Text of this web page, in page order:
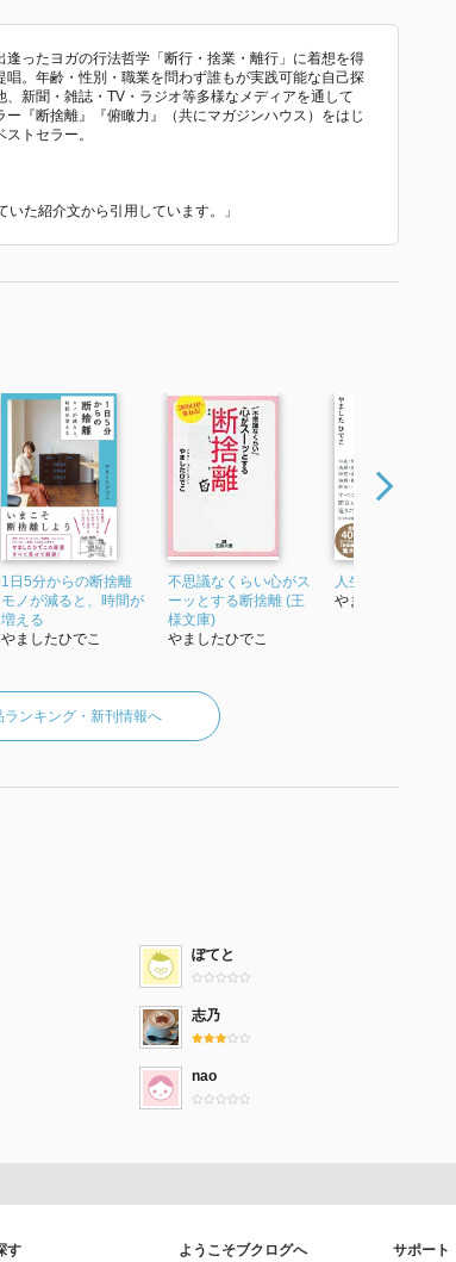
含めて」とあり、それを踏まえた上で、どの
瞰は天井から自分を含めて見る感じなのだろ
ったヨガの行法哲学「断行・捨業・離行」に着想を得
。年齢・性別・職業を問わず誰もが実践可能な自己探
新聞・雑誌・TV・ラジオ等多様なメディアを通して
『断捨離』『俯瞰力』（共にマガジンハウス）をはじ
トセラー。
た紹介文から引用しています。」
1日5分からの断捨離
モノが減ると、時間が
増える
やましたひでこ
不思議なくらい心がス
ーッとする断捨離 (王
様文庫)
やましたひでこ
人生を変える断捨離
やましたひでこ
ンキング・新刊情報へ
ぽてと
志乃
nao
す ようこそブクログへ サポート